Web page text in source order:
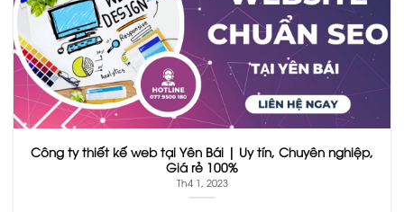
Công ty thiết kế web tại Yên Bái | Uy tín, Chuyên nghiệp,
Giá rẻ 100%
Th4 1, 2023